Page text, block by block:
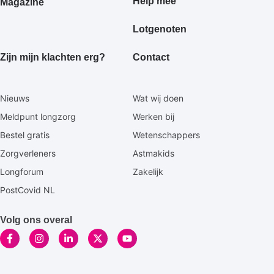
Magazine
Lotgenoten
Zijn mijn klachten erg? Contact
Secundaire
Nieuws
Wat wij doen
Meldpunt longzorg
Werken bij
Bestel gratis
Wetenschappers
Zorgverleners
Astmakids
Longforum
Zakelijk
PostCovid NL
Volg ons overal